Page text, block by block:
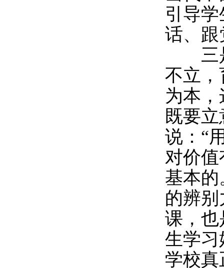
引导
话、跟
三是
不立，
为本
既要
说：“
对价值
基本
的辨
课，也
生学习
学校